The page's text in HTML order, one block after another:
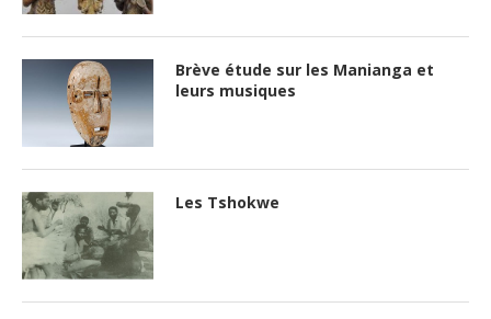
Brève étude sur les Manianga et
leurs musiques
Les Tshokwe